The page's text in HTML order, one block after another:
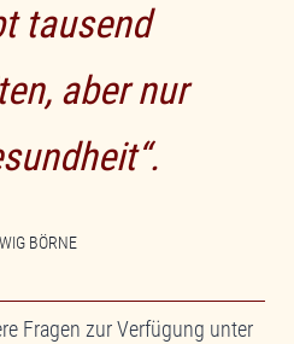
tausend
aber nur
BÖRNE
Fragen zur Verfügung unter